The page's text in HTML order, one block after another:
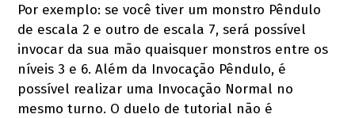
Por exemplo: se você tiver um monstro Pêndulo
de escala 2 e outro de escala 7, será possível
invocar da sua mão quaisquer monstros entre os
níveis 3 e 6. Além da Invocação Pêndulo, é
possível realizar uma Invocação Normal no
mesmo turno. O duelo de tutorial não é